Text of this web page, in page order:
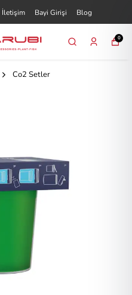
İletişim Bayi Girişi Blog
0
Co2 Setler